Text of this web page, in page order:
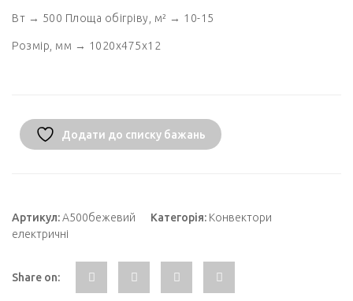
Вт → 500 Площа обігріву, м² → 10-15
Розмір, мм → 1020х475х12
Додати до списку бажань
Артикул:A500бежевий Категорія: Конвектори
електричні
Share on: